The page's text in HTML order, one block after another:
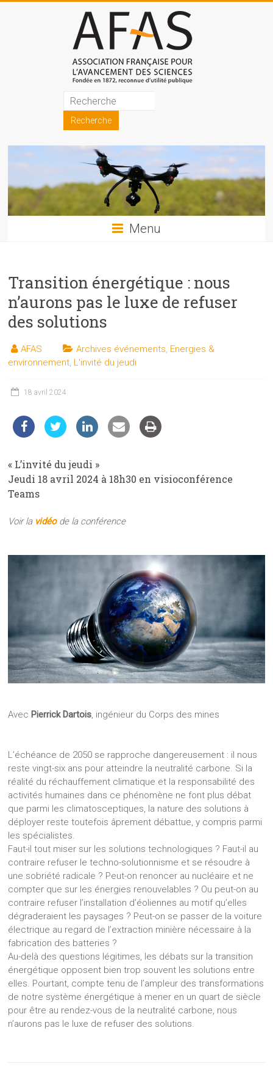
Association
française
pour
l'avancement
des
sciences
les
sciences
et
les
auprès
public
Menu
Transition énergétique : nous
n’aurons pas le luxe de refuser
des solutions
AFAS Archives événements Energies &
environnement L'invité du jeudi
18 avril 2024
« L’invité du jeudi »
Jeudi 18 avril 2024 à 18h30 en visioconférence
Teams
Voir la vidéode la conférence
Avec Pierrick Dartois, ingénieur du Corps des mines
L’échéance de 2050 se rapproche dangereusement : il nous
reste vingt-six ans pour atteindre la neutralité carbone. Si la
réalité du réchauffement climatique et la responsabilité des
activités humaines dans ce phénomène ne font plus débat
que parmi les climatosceptiques, la nature des solutions à
déployer reste toutefois âprement débattue, y compris parmi
les spécialistes.
Faut-il tout miser sur les solutions technologiques ? Faut-il au
contraire refuser le techno-solutionnisme et se résoudre à
une sobriété radicale ? Peut-on renoncer au nucléaire et ne
compter que sur les énergies renouvelables ? Ou peut-on au
contraire refuser l’installation d’éoliennes au motif qu’elles
dégraderaient les paysages ? Peut-on se passer de la voiture
électrique au regard de l’extraction minière nécessaire à la
fabrication des batteries ?
Au-delà des questions légitimes, les débats sur la transition
énergétique opposent bien trop souvent les solutions entre
elles. Pourtant, compte tenu de l’ampleur des transformations
de notre système énergétique à mener en un quart de siècle
pour être au rendez-vous de la neutralité carbone, nous
n’aurons pas le luxe de refuser des solutions.